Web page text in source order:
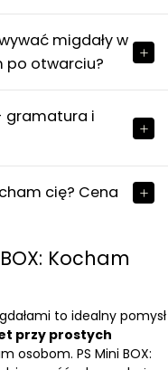
migdały w
po otwarciu?
gramatura i
cię? Cena
Kocham
to idealny pomysł
przy prostych
osobom. PS Mini BOX: